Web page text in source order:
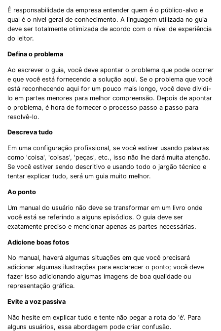
É responsabilidade da empresa entender quem é o público-alvo e
qual é o nível geral de conhecimento. A linguagem utilizada no guia
deve ser totalmente otimizada de acordo com o nível de experiência
do leitor.
Defina o problema
Ao escrever o guia, você deve apontar o problema que pode ocorrer
e que você está fornecendo a solução aqui. Se o problema que você
está reconhecendo aqui for um pouco mais longo, você deve dividi-
lo em partes menores para melhor compreensão. Depois de apontar
o problema, é hora de fornecer o processo passo a passo para
resolvê-lo.
Descreva tudo
Em uma configuração profissional, se você estiver usando palavras
como 'coisa', 'coisas', 'peças', etc., isso não lhe dará muita atenção.
Se você estiver sendo descritivo e usando todo o jargão técnico e
tentar explicar tudo, será um guia muito melhor.
Ao ponto
Um manual do usuário não deve se transformar em um livro onde
você está se referindo a alguns episódios. O guia deve ser
exatamente preciso e mencionar apenas as partes necessárias.
Adicione boas fotos
No manual, haverá algumas situações em que você precisará
adicionar algumas ilustrações para esclarecer o ponto; você deve
fazer isso adicionando algumas imagens de boa qualidade ou
representação gráfica.
Evite a voz passiva
Não hesite em explicar tudo e tente não pegar a rota do ‘é’. Para
alguns usuários, essa abordagem pode criar confusão.